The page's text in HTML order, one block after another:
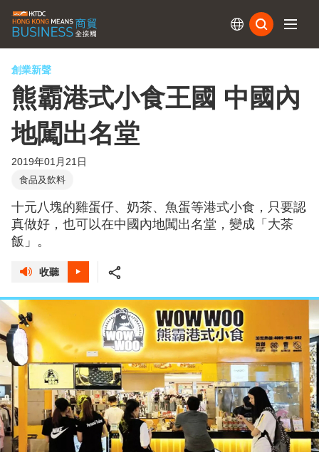
創業新聲
熊霸港式小食王國 中國內
地闖出名堂
2019年01月21日
食品及飲料
十元八塊的雞蛋仔、奶茶、魚蛋等港式小食，只要認
真做好，也可以在中國內地闖出名堂，變成「大茶
飯」。
收聽